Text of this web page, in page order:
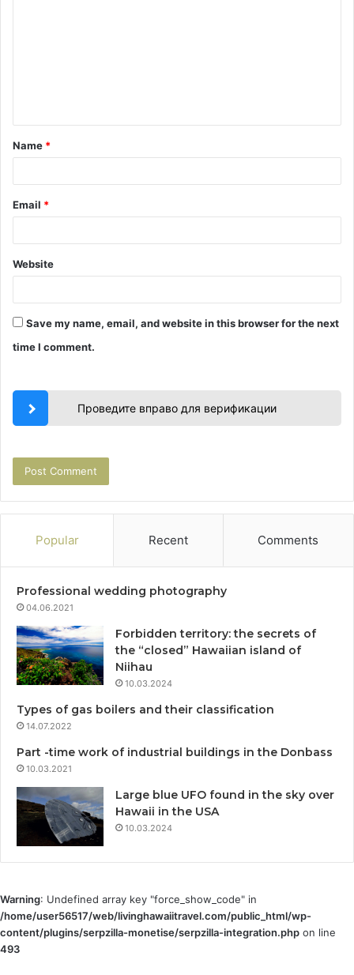
t
*
Name *
Email *
Website
Save my name, email, and website in this browser for the next
time I comment.
Проведите вправо для верификации
Popular Recent Comments
Professional wedding photography
04.06.2021
Forbidden territory: the secrets of
the “closed” Hawaiian island of
Niihau
10.03.2024
Types of gas boilers and their classification
14.07.2022
Part -time work of industrial buildings in the Donbass
10.03.2021
Large blue UFO found in the sky over
Hawaii in the USA
10.03.2024
Warning: Undefined array key "force_show_code" in
/home/user56517/web/livinghawaiitravel.com/public_html/wp-
content/plugins/serpzilla-monetise/serpzilla-integration.php on line
493